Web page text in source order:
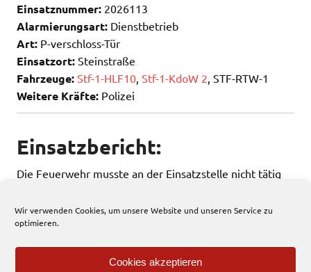
Wir verwenden Cookies, um unsere Website und unseren Service zu
optimieren.
Cookies akzeptieren
Einsatznummer: 2026113
Alarmierungsart: Dienstbetrieb
Art: P-verschloss-Tür
Einsatzort: Steinstraße
Fahrzeuge: Stf-1-HLF10 Stf-1-KdoW 2 , STF-RTW-1
Weitere Kräfte: Polizei
Einsatzbericht:
Die Feuerwehr musste an der Einsatzstelle nicht tätig
189 total views